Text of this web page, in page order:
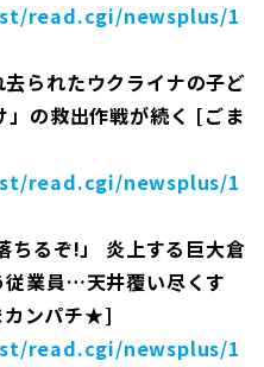
read.cgi/newsplus/1
去られたウクライナの子ど
の救出作戦が続く [ごま
read.cgi/newsplus/1
ちるぞ!」 炎上する巨大倉
業員…天井覆い尽くす
ンパチ★]
read.cgi/newsplus/1